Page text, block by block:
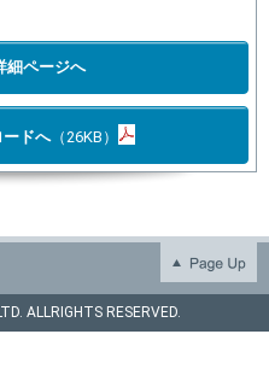
細ページへ
ードへ（26KB）
ALLRIGHTS RESERVED.